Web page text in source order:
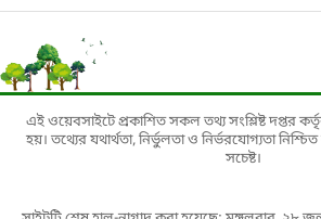
এই ওয়েবসাইটে প্রকাশিত সকল তথ্য সংশ্লিষ্ট দপ্তর
হয়। তথ্যের যথার্থতা, নির্ভুলতা ও নির্ভরযোগ্যতা নিশ্চিত
সচেষ্ট।